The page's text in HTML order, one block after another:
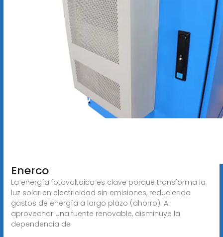
Enerco
La energía fotovoltaica es clave porque transforma la
luz solar en electricidad sin emisiones, reduciendo
gastos de energía a largo plazo (ahorro). Al
aprovechar una fuente renovable, disminuye la
dependencia de